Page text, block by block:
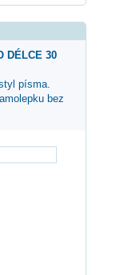
DÉLCE 30
písma.
bez